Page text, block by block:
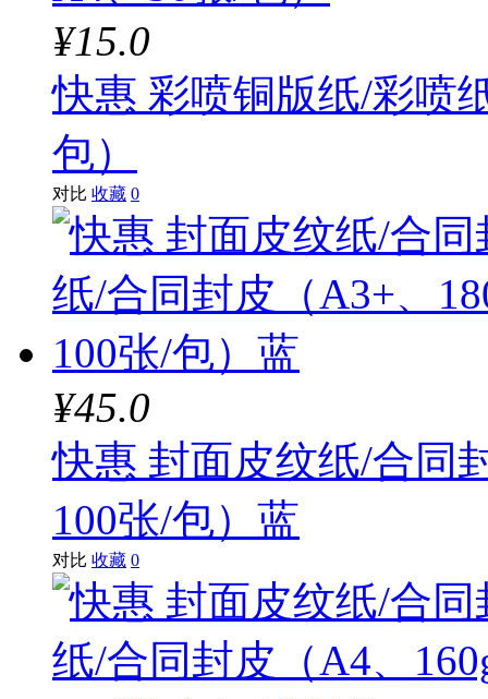
¥15.0
快惠 彩喷铜版纸/彩喷
包）
对比 收藏 0
¥45.0
快惠 封面皮纹纸/合同
100张/包）蓝
对比 收藏 0